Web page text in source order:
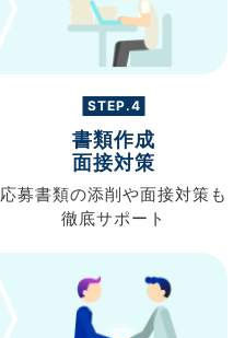
STEP.4
書類作成
面接対策
応募書類の添削や面接対策も
徹底サポート